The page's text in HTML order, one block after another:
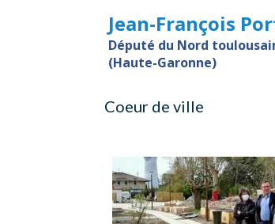
Jean-François
Député du Nord
(Haute-Garonne)
Coeur de ville